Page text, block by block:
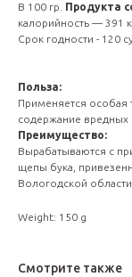
В 100 гр. Продукта
калорийность — 391
Срок годности - 120
Польза:
Применяется особая
содержание вредных
Преимущество:
Вырабатываются с
щепы бука,
Вологодской области.
Weight: 150 g
Смотрите также